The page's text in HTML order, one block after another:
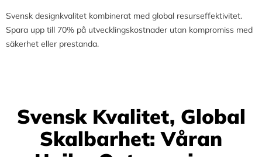
Svensk designkvalitet kombinerat med global resurseffektivitet.
Spara upp till 70% på utvecklingskostnader utan kompromiss med
säkerhet eller prestanda.
Svensk Kvalitet, Global
Skalbarhet: Våran